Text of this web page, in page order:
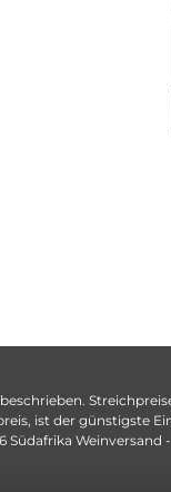
ist der günstigste
Südafrika Weinversand